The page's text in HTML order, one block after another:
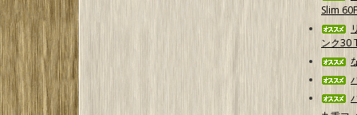
Slim
ンク30